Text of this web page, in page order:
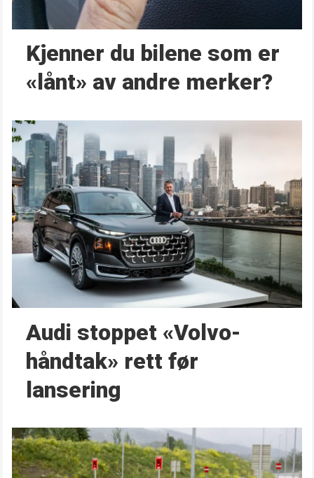
Kjenner du bilene som er
«lånt» av andre merker?
Audi stoppet «Volvo-
håndtak» rett før
lansering